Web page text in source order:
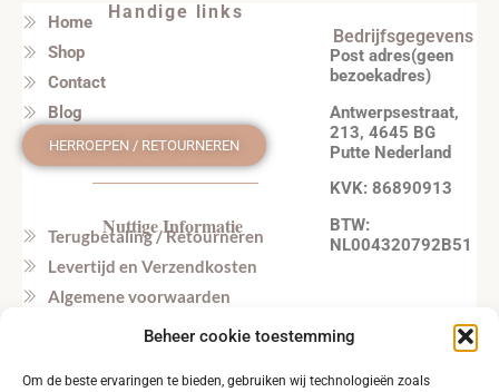
Beheer cookie toestemming
Om de beste ervaringen te bieden, gebruiken wij technologieën zoals
Handige links
Home
Shop
Contact
Blog
HERROEPEN / RETOURNEREN
Nuttige Informatie
Terugbetaling / Retourneren
Levertijd en Verzendkosten
Algemene voorwaarden
Privacy beleid
Tel. NL: +31164603172 (NL, EN)
Bedrijfsgegevens
Post adres(geen
bezoekadres)
Antwerpsestraat,
213, 4645 BG
Putte Nederland
KVK: 86890913
BTW:
NL004320792B51